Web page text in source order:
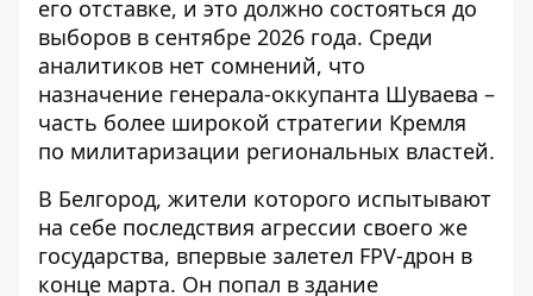
его отставке, и это должно состояться до
выборов в сентябре 2026 года. Среди
аналитиков нет сомнений, что
назначение генерала-оккупанта Шуваева –
часть более широкой стратегии Кремля
по милитаризации региональных властей.
В Белгород, жители которого испытывают
на себе последствия агрессии своего же
государства, впервые залетел FPV-дрон в
конце марта. Он попал в здание